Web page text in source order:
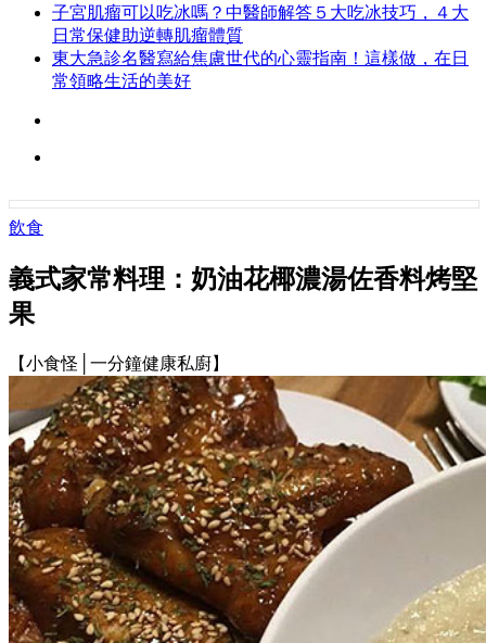
子宮肌瘤可以吃冰嗎？中醫師解答５大吃冰技巧，４大
日常保健助逆轉肌瘤體質
東大急診名醫寫給焦慮世代的心靈指南！這樣做，在日
常領略生活的美好
飲食
義式家常料理：奶油花椰濃湯佐香料烤堅
果
【小食怪│一分鐘健康私廚】